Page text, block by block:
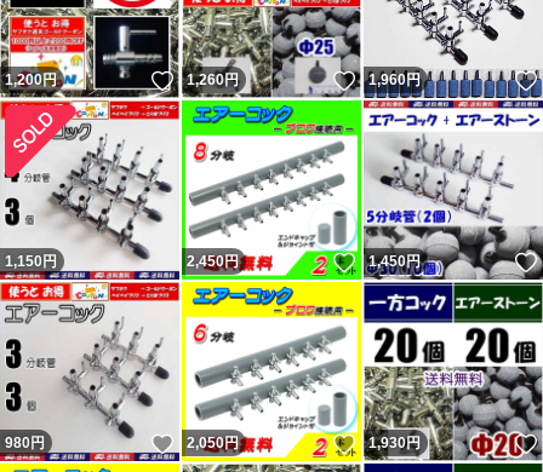
1,200円 いいね！
1,260円 いいね！
1,960円
1,150 円 2,450円 いいね！
1,450円
980円 いいね！
2,050円 いいね！
1,930円